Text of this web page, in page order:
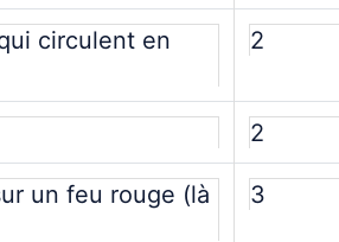
circulent en
2
2
un feu rouge (là
3